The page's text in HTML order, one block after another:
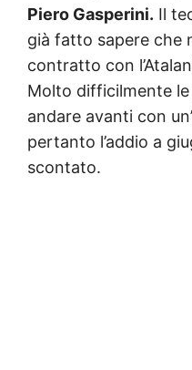
Piero Gasperini. Il
già fatto sapere che
contratto con
Molto difficilmente
andare avanti con
pertanto l’addio a
scontato.